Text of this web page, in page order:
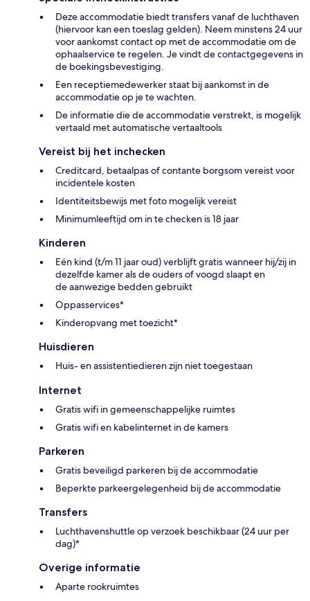
Deze accommodatie biedt transfers vanaf de luchthaven
(hiervoor kan een toeslag gelden). Neem minstens 24 uur
voor aankomst contact op met de accommodatie om de
ophaalservice te regelen. Je vindt de contactgegevens in
de boekingsbevestiging.
Een receptiemedewerker staat bij aankomst in de
accommodatie op je te wachten.
De informatie die de accommodatie verstrekt, is mogelijk
vertaald met automatische vertaaltools
Vereist bij het inchecken
Creditcard, betaalpas of contante borgsom vereist voor
incidentele kosten
Identiteitsbewijs met foto mogelijk vereist
Minimumleeftijd om in te checken is 18 jaar
Kinderen
Eén kind (t/m 11 jaar oud) verblijft gratis wanneer hij/zij in
dezelfde kamer als de ouders of voogd slaapt en
de aanwezige bedden gebruikt
Oppasservices*
Kinderopvang met toezicht*
Huisdieren
Huis- en assistentiedieren zijn niet toegestaan
Internet
Gratis wifi in gemeenschappelijke ruimtes
Gratis wifi en kabelinternet in de kamers
Parkeren
Gratis beveiligd parkeren bij de accommodatie
Beperkte parkeergelegenheid bij de accommodatie
Transfers
Luchthavenshuttle op verzoek beschikbaar (24 uur per
dag)*
Overige informatie
Aparte rookruimtes